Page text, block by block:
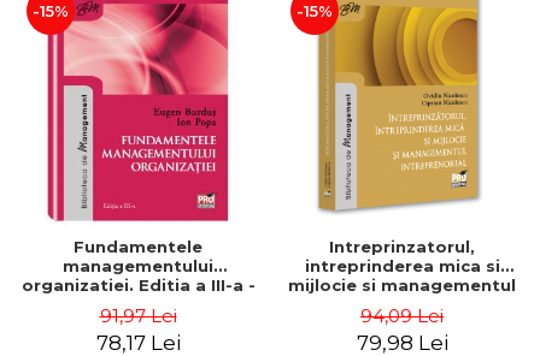
-15%
Fundamentele
managementului
organizatiei. Editia a III-a -
91,97 Lei
78,17 Lei
-15%
Intreprinzatorul,
intreprinderea mica si
mijlocie si managementul
Nicolescu, Ciprian
Nicolescu
94,09 Lei
79,98 Lei